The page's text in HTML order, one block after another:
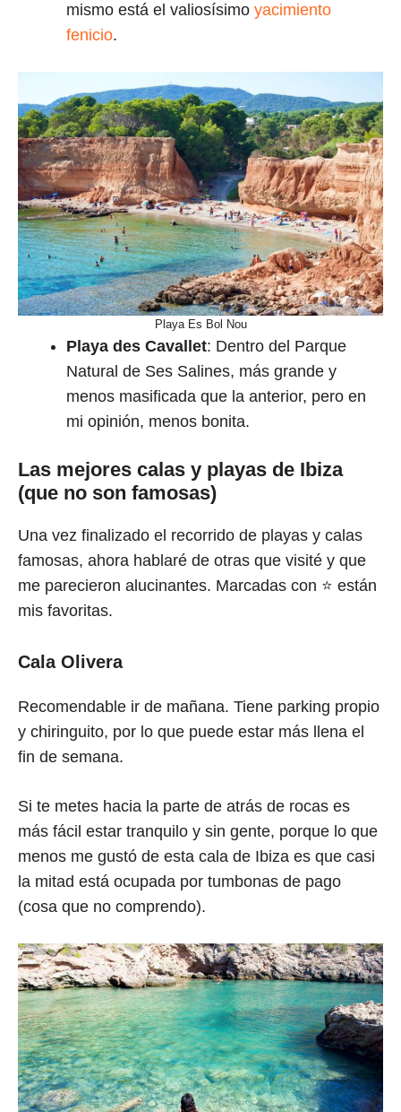
mismo está el valiosísimo yacimiento
fenicio.
Playa Es Bol Nou
Playa des Cavallet: Dentro del Parque
Natural de Ses Salines, más grande y
menos masificada que la anterior, pero en
mi opinión, menos bonita.
Las mejores calas y playas de Ibiza
(que no son famosas)
Una vez finalizado el recorrido de playas y calas
famosas, ahora hablaré de otras que visité y que
me parecieron alucinantes. Marcadas con ⭐ están
mis favoritas.
Cala Olivera
Recomendable ir de mañana. Tiene parking propio
y chiringuito, por lo que puede estar más llena el
fin de semana.
Si te metes hacia la parte de atrás de rocas es
más fácil estar tranquilo y sin gente, porque lo que
menos me gustó de esta cala de Ibiza es que casi
la mitad está ocupada por tumbonas de pago
(cosa que no comprendo).